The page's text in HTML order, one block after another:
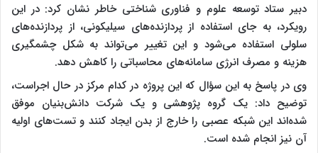
دبیر ستاد توسعه علوم و فناوری شناختی خاطر نشان کرد: در این
رویکرد، به جای استفاده از پردازنده‌های سیلیکونی، از پردازنده‌های
سلولی استفاده می‌شود و این تغییر می‌تواند به شکل چشمگیری
هزینه و مصرف انرژی سامانه‌های محاسباتی را کاهش دهد.
وی در پاسخ به این سؤال که این پروژه در کدام مرکز در حال اجراست،
توضیح داد: یک گروه پژوهشی و یک شرکت دانش‌بنیان موفق
شده‌اند این شبکه عصبی را خارج از بدن ایجاد کنند و تست‌های اولیه
آن نیز انجام شده است.